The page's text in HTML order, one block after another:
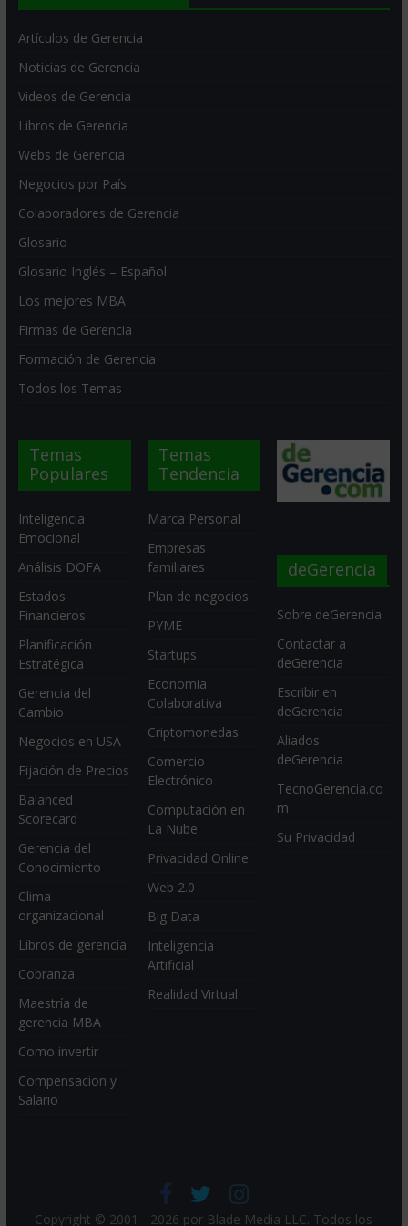
Artículos de Gerencia
Noticias de Gerencia
Videos de Gerencia
Libros de Gerencia
Webs de Gerencia
Negocios por País
Colaboradores de Gerencia
Glosario
Glosario Inglés – Español
Los mejores MBA
Firmas de Gerencia
Formación de Gerencia
Todos los Temas
Temas
Populares
Inteligencia
Emocional
Análisis DOFA
Estados
Financieros
Planificación
Estratégica
Gerencia del
Cambio
Negocios en USA
Fijación de Precios
Balanced
Scorecard
Gerencia del
Conocimiento
Clima
organizacional
Libros de gerencia
Cobranza
Maestría de
gerencia MBA
Como invertir
Compensacion y
Salario
Temas
Tendencia
Marca Personal
Empresas
familiares
Plan de negocios
PYME
Startups
Economia
Colaborativa
Criptomonedas
Comercio
Electrónico
Computación en
La Nube
Privacidad Online
Web 2.0
Big Data
Inteligencia
Artificial
Realidad Virtual
deGerencia
Sobre deGerencia
Contactar a
deGerencia
Escribir en
deGerencia
Aliados
deGerencia
TecnoGerencia.co
m
Su Privacidad
Copyright © 2001 - 2026 por Blade Media LLC. Todos los